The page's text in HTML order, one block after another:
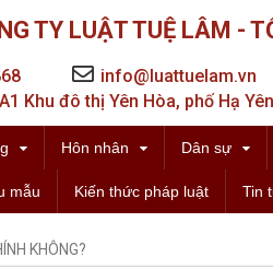
TY LUẬT TUỆ LÂM -
info@luattuelam.vn
Khu đô thị Yên Hòa, phố Hạ
Hôn nhân Dân sự
mẫu Kiến thức pháp luật Tin
KHÔNG?